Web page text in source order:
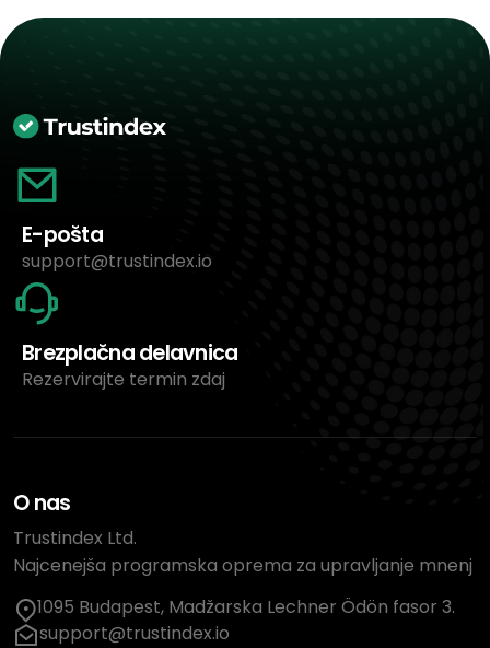
E-pošta
support@trustindex.io
Brezplačna delavnica
Rezervirajte termin zdaj
O nas
Trustindex Ltd.
Najcenejša programska oprema za upravljanje mnenj
1095 Budapest, Madžarska Lechner Ödön fasor 3.
support@trustindex.io